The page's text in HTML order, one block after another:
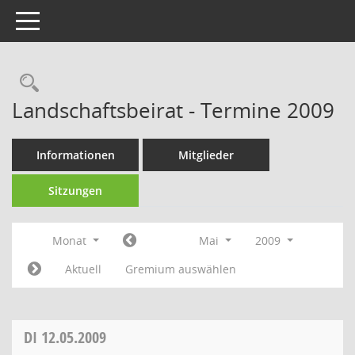
Toggle navigation
Rechercheauswahl
Landschaftsbeirat - Termine 2009
Informationen Mitglieder
Sitzungen
Monat Mai
2009
Aktuell
Gremium auswählen
DI 12.05.2009